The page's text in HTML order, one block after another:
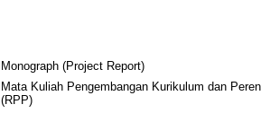
Monograph (Project Report)
Mata Kuliah Pengembangan Kurikulum dan
(RPP)